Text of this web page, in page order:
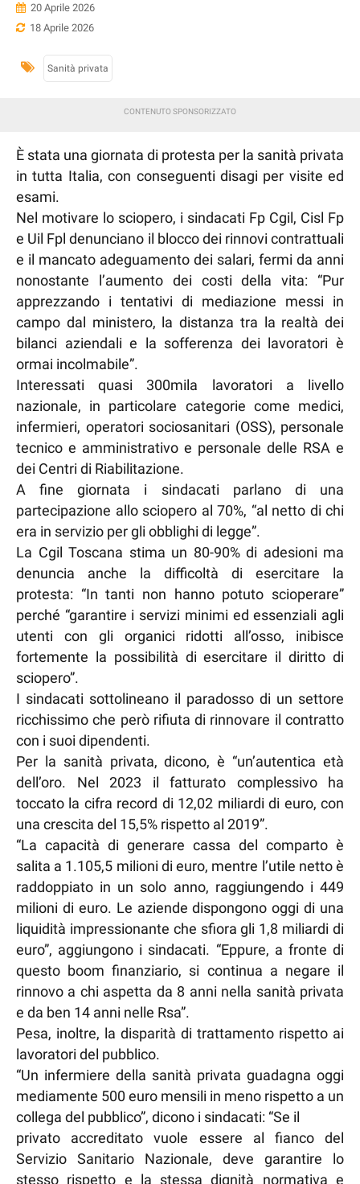
20 Aprile 2026
18 Aprile 2026
Sanità privata
È stata una giornata di protesta per la sanità privata
in tutta Italia, con conseguenti disagi per visite ed
esami.
Nel motivare lo sciopero, i sindacati Fp Cgil, Cisl Fp
e Uil Fpl denunciano il blocco dei rinnovi contrattuali
e il mancato adeguamento dei salari, fermi da anni
nonostante l’aumento dei costi della vita: “Pur
apprezzando i tentativi di mediazione messi in
campo dal ministero, la distanza tra la realtà dei
bilanci aziendali e la sofferenza dei lavoratori è
ormai incolmabile”.
Interessati quasi 300mila lavoratori a livello
nazionale, in particolare categorie come medici,
infermieri, operatori sociosanitari (OSS), personale
tecnico e amministrativo e personale delle RSA e
dei Centri di Riabilitazione.
A fine giornata i sindacati parlano di una
partecipazione allo sciopero al 70%, “al netto di chi
era in servizio per gli obblighi di legge”.
La Cgil Toscana stima un 80-90% di adesioni ma
denuncia anche la difficoltà di esercitare la
protesta: “In tanti non hanno potuto scioperare”
perché “garantire i servizi minimi ed essenziali agli
utenti con gli organici ridotti all’osso, inibisce
fortemente la possibilità di esercitare il diritto di
sciopero”.
I sindacati sottolineano il paradosso di un settore
ricchissimo che però rifiuta di rinnovare il contratto
con i suoi dipendenti.
Per la sanità privata, dicono, è “un’autentica età
dell’oro. Nel 2023 il fatturato complessivo ha
toccato la cifra record di 12,02 miliardi di euro, con
una crescita del 15,5% rispetto al 2019”.
“La capacità di generare cassa del comparto è
salita a 1.105,5 milioni di euro, mentre l’utile netto è
raddoppiato in un solo anno, raggiungendo i 449
milioni di euro. Le aziende dispongono oggi di una
liquidità impressionante che sfiora gli 1,8 miliardi di
euro”, aggiungono i sindacati. “Eppure, a fronte di
questo boom finanziario, si continua a negare il
rinnovo a chi aspetta da 8 anni nella sanità privata
e da ben 14 anni nelle Rsa”.
Pesa, inoltre, la disparità di trattamento rispetto ai
lavoratori del pubblico.
“Un infermiere della sanità privata guadagna oggi
mediamente 500 euro mensili in meno rispetto a un
collega del pubblico”, dicono i sindacati: “Se il
privato accreditato vuole essere al fianco del
Servizio Sanitario Nazionale, deve garantire lo
stesso rispetto e la stessa dignità normativa e